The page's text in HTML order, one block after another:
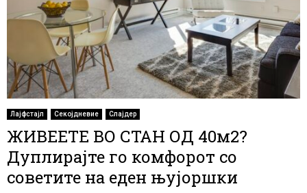
Лајфстајл Секојдневие Слајдер
ЖИВЕЕТЕ ВО СТАН ОД 40м2?
Дуплирајте го комфорот со
советите на еден њујоршки